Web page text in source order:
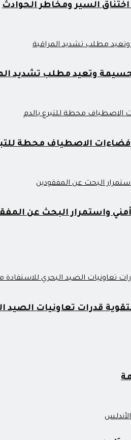
السير ومخاطر الحوادث
وتعيد مطلب تشديد
الاصطياف محطة
واستمرار البحث عن
قدرات تعاونيات الصيد